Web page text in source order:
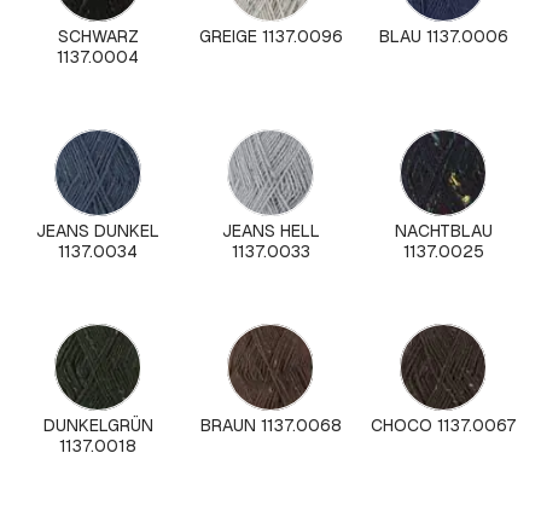
SCHWARZ
1137.0004
GREIGE 1137.0096 BLAU 1137.0006
JEANS DUNKEL
1137.0034
JEANS HELL
1137.0033
NACHTBLAU
1137.0025
DUNKELGRÜN
1137.0018
BRAUN 1137.0068 CHOCO 1137.0067